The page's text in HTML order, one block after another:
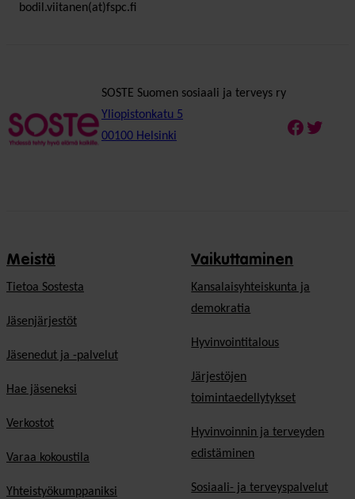
bodil.viitanen(at)fspc.fi
SOSTE Suomen sosiaali ja terveys ry
Yliopistonkatu 5
00100 Helsinki
Meistä
Tietoa Sostesta
Jäsenjärjestöt
Jäsenedut ja -palvelut
Hae jäseneksi
Verkostot
Varaa kokoustila
Yhteistyökumppaniksi
Vaikuttaminen
Kansalaisyhteiskunta ja
demokratia
Hyvinvointitalous
Järjestöjen
toimintaedellytykset
Hyvinvoinnin ja terveyden
edistäminen
Sosiaali- ja terveyspalvelut